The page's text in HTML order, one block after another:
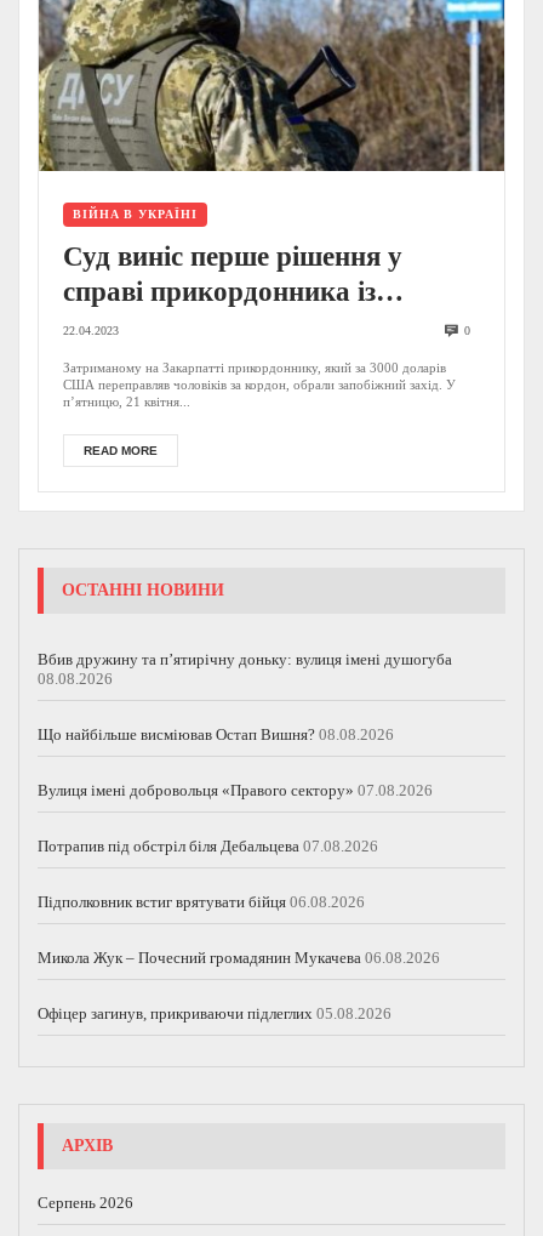
ВІЙНА В УКРАЇНІ
Суд виніс перше рішення у
справі прикордонника із
Закарпаття, який заробляв на
переправці ухилянтів
22.04.2023 0
Затриманому на Закарпатті прикордоннику, який за 3000 доларів
США переправляв чоловіків за кордон, обрали запобіжний захід. У
п’ятницю, 21 квітня...
READ MORE
ОСТАННІ НОВИНИ
Вбив дружину та п’ятирічну доньку: вулиця імені душогуба
08.08.2026
Що найбільше висміював Остап Вишня? 08.08.2026
Вулиця імені добровольця «Правого сектору» 07.08.2026
Потрапив під обстріл біля Дебальцева 07.08.2026
Підполковник встиг врятувати бійця 06.08.2026
Микола Жук – Почесний громадянин Мукачева 06.08.2026
Офіцер загинув, прикриваючи підлеглих 05.08.2026
АРХІВ
Серпень 2026